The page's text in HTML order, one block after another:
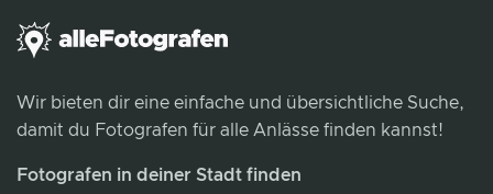
Wir bieten dir eine einfache und übersichtliche Suche,
damit du Fotografen für alle Anlässe finden kannst!
Fotografen in deiner Stadt finden